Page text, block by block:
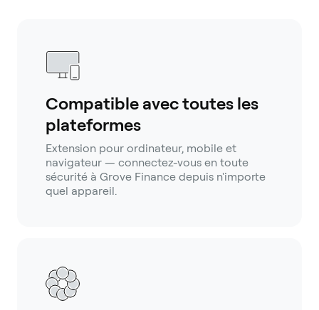
Compatible avec toutes les
plateformes
Extension pour ordinateur, mobile et
navigateur — connectez-vous en toute
sécurité à Grove Finance depuis n'importe
quel appareil.